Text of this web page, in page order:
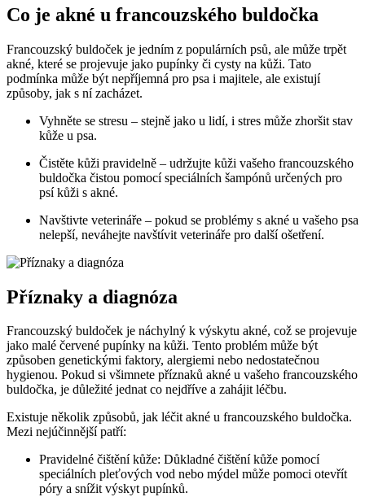
Co je akné u francouzského buldočka
Francouzský buldoček je jedním z populárních psů, ale může trpět
akné, které se projevuje jako pupínky či cysty na kůži. Tato
podmínka může být nepříjemná pro psa i majitele, ale existují
způsoby, jak s ní zacházet.
Vyhněte se stresu – stejně jako u lidí, i stres může zhoršit stav
kůže u psa.
Čistěte kůži pravidelně – udržujte kůži vašeho francouzského
buldočka čistou pomocí speciálních šampónů určených pro
psí kůži s akné.
Navštivte veterináře – pokud se problémy s akné u vašeho psa
nelepší, neváhejte navštívit veterináře pro další ošetření.
Příznaky a diagnóza
Francouzský buldoček je náchylný k výskytu akné, což se projevuje
jako malé červené pupínky na kůži. Tento problém může být
způsoben genetickými faktory, alergiemi nebo nedostatečnou
hygienou. Pokud si všimnete příznaků akné u vašeho francouzského
buldočka, je důležité jednat co nejdříve a zahájit léčbu.
Existuje několik způsobů, jak léčit akné u francouzského buldočka.
Mezi nejúčinnější patří:
Pravidelné čištění kůže: Důkladné čištění kůže pomocí
speciálních pleťových vod nebo mýdel může pomoci otevřít
póry a snížit výskyt pupínků.